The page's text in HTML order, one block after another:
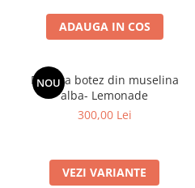
ADAUGA IN COS
NOU
Rochita botez din muselina
alba- Lemonade
300,00 Lei
VEZI VARIANTE